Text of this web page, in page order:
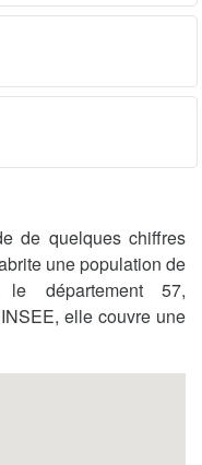
de quelques chiffres
une population de
le département 57,
elle couvre une